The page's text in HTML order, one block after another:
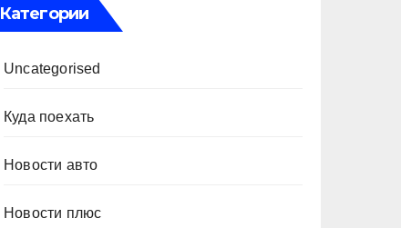
Категории
Uncategorised
Куда поехать
Новости авто
Новости плюс